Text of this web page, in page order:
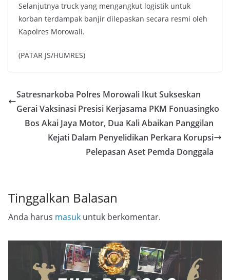
Selanjutnya truck yang mengangkut logistik untuk
korban terdampak banjir dilepaskan secara resmi oleh
Kapolres Morowali.
(PATAR JS/HUMRES)
Satresnarkoba Polres Morowali Ikut Sukseskan
Gerai Vaksinasi Presisi Kerjasama PKM Fonuasingko
Bos Akai Jaya Motor, Dua Kali Abaikan Panggilan
Kejati Dalam Penyelidikan Perkara Korupsi
Pelepasan Aset Pemda Donggala
Tinggalkan Balasan
Anda harus masuk untuk berkomentar.